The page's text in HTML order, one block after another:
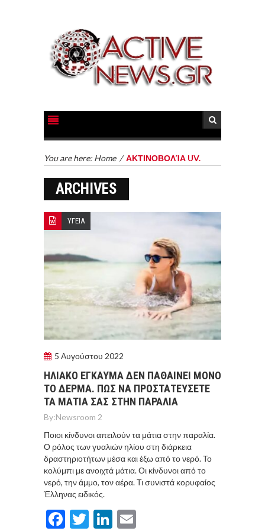
You are here: Home /ΑΚΤΙΝΟΒΟΛΊΑ UV.
ARCHIVES
ΥΓΕΙΑ
5 Αυγούστου 2022
ΗΛΙΑΚΟ ΕΓΚΑΥΜΑ ΔΕΝ ΠΑΘΑΙΝΕΙ ΜΟΝΟ
ΤΟ ΔΕΡΜΑ. ΠΩΣ ΝΑ ΠΡΟΣΤΑΤΕΥΣΕΤΕ
ΤΑ ΜΑΤΙΑ ΣΑΣ ΣΤΗΝ ΠΑΡΑΛΙΑ
By:Newsroom 2
Ποιοι κίνδυνοι απειλούν τα μάτια στην παραλία.
Ο ρόλος των γυαλιών ηλίου στη διάρκεια
δραστηριοτήτων μέσα και έξω από το νερό. Το
κολύμπι με ανοιχτά μάτια. Οι κίνδυνοι από το
νερό, την άμμο, τον αέρα. Τι συνιστά κορυφαίος
Έλληνας ειδικός.
Facebook
TwitterLinkedIn